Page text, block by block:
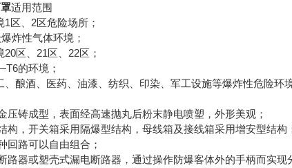
适用范围
、2区危险场所；
炸性气体环境；
区、21区、22区；
的环境；
酒、医药、油漆、纺织、印染、军工设施等爆炸性危险环
铸成型，表面经高速抛丸后粉末静电喷塑，外形美观；
，开关箱采用隔爆型结构，母线箱及接线箱采用增安型结构
路可以自由组合；
器或塑壳式漏电断路器，通过操作防爆客体外的手柄而实现